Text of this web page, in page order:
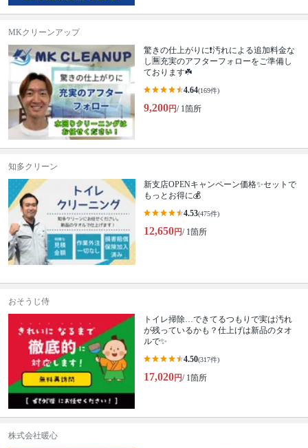
MKクリーンアップ
驚きの仕上がりに❗️汚れによる追加料金な
し🈚️充実のアフターフォローをご準備し
ております☘️
4.64(169件)
9,200円/ 1箇所
知多クリーン
新支店OPENキャンペーン価格✨セットで
もっとお得に💰
4.53(475件)
12,650円/ 1箇所
おそうじ侍
トイレ掃除…できてるつもりで実は汚れ
が残っているかも？仕上げは新品のタオ
ルで✨
4.50(317件)
17,020円/ 1箇所
株式会社暖心